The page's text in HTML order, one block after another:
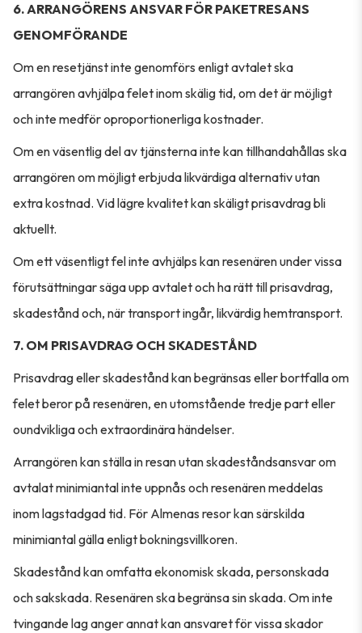
6. ARRANGÖRENS ANSVAR FÖR PAKETRESANS
GENOMFÖRANDE
Om en resetjänst inte genomförs enligt avtalet ska
arrangören avhjälpa felet inom skälig tid, om det är möjligt
och inte medför oproportionerliga kostnader.
Om en väsentlig del av tjänsterna inte kan tillhandahållas ska
arrangören om möjligt erbjuda likvärdiga alternativ utan
extra kostnad. Vid lägre kvalitet kan skäligt prisavdrag bli
aktuellt.
Om ett väsentligt fel inte avhjälps kan resenären under vissa
förutsättningar säga upp avtalet och ha rätt till prisavdrag,
skadestånd och, när transport ingår, likvärdig hemtransport.
7. OM PRISAVDRAG OCH SKADESTÅND
Prisavdrag eller skadestånd kan begränsas eller bortfalla om
felet beror på resenären, en utomstående tredje part eller
oundvikliga och extraordinära händelser.
Arrangören kan ställa in resan utan skadeståndsansvar om
avtalat minimiantal inte uppnås och resenären meddelas
inom lagstadgad tid. För Almenas resor kan särskilda
minimiantal gälla enligt bokningsvillkoren.
Skadestånd kan omfatta ekonomisk skada, personskada
och sakskada. Resenären ska begränsa sin skada. Om inte
tvingande lag anger annat kan ansvaret för vissa skador